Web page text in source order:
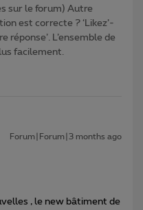
sur le forum) Autre
est correcte ? ‘Likez’-
réponse’. L’ensemble de
facilement.
Forum|Forum|3 months ago
, le new bâtiment de